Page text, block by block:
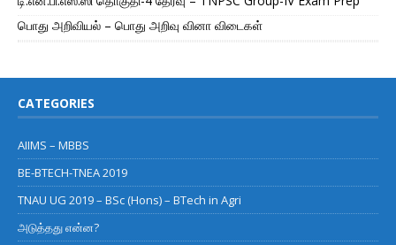
பொது அறிவியல் – பொது அறிவு வினா விடைகள்
CATEGORIES
AIIMS – MBBS
BE-BTECH-TNEA 2019
TNAU UG 2019 – BSc (Hons) – BTech in Agri
அடுத்தது என்ன?